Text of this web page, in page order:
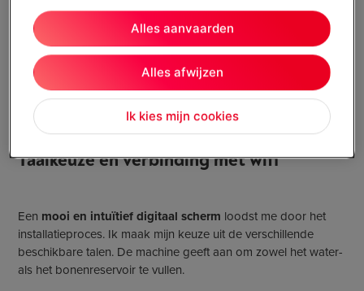
Taalkeuze en verbinding met wifi
Een mooi en intuïtief digitaal scherm loodst me door het
installatieproces. Ik maak mijn keuze uit de verschillende
beschikbare talen. De machine geeft aan om zowel het water-
als het bonenreservoir te vullen.
Ik kies mijn cookies
Alles afwijzen
Alles aanvaarden